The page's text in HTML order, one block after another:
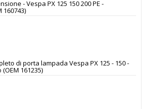
- Vespa PX 125 150 200 PE -
160743)
di porta lampada Vespa PX 125 - 150 -
161235)